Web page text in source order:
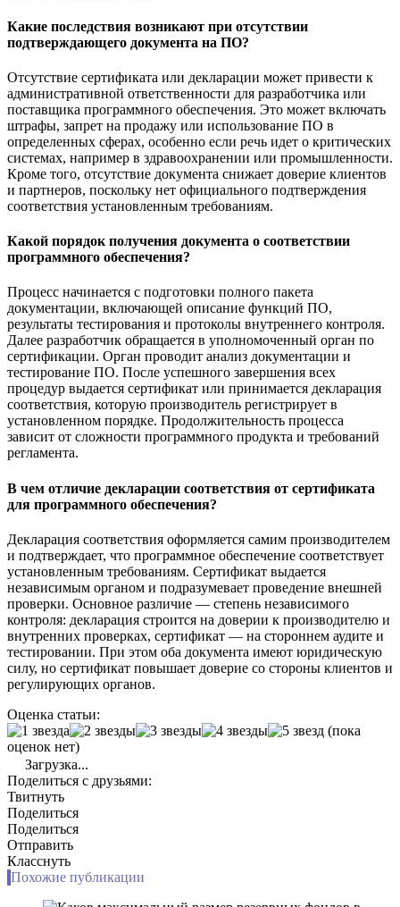
Какие последствия возникают при отсутствии
подтверждающего документа на ПО?
Отсутствие сертификата или декларации может привести к
административной ответственности для разработчика или
поставщика программного обеспечения. Это может включать
штрафы, запрет на продажу или использование ПО в
определенных сферах, особенно если речь идет о критических
системах, например в здравоохранении или промышленности.
Кроме того, отсутствие документа снижает доверие клиентов
и партнеров, поскольку нет официального подтверждения
соответствия установленным требованиям.
Какой порядок получения документа о соответствии
программного обеспечения?
Процесс начинается с подготовки полного пакета
документации, включающей описание функций ПО,
результаты тестирования и протоколы внутреннего контроля.
Далее разработчик обращается в уполномоченный орган по
сертификации. Орган проводит анализ документации и
тестирование ПО. После успешного завершения всех
процедур выдается сертификат или принимается декларация
соответствия, которую производитель регистрирует в
установленном порядке. Продолжительность процесса
зависит от сложности программного продукта и требований
регламента.
В чем отличие декларации соответствия от сертификата
для программного обеспечения?
Декларация соответствия оформляется самим производителем
и подтверждает, что программное обеспечение соответствует
установленным требованиям. Сертификат выдается
независимым органом и подразумевает проведение внешней
проверки. Основное различие — степень независимого
контроля: декларация строится на доверии к производителю и
внутренних проверках, сертификат — на стороннем аудите и
тестировании. При этом оба документа имеют юридическую
силу, но сертификат повышает доверие со стороны клиентов и
регулирующих органов.
Оценка статьи:
(пока
оценок нет)
Загрузка...
Поделиться с друзьями:
Твитнуть
Поделиться
Поделиться
Отправить
Класснуть
Похожие публикации